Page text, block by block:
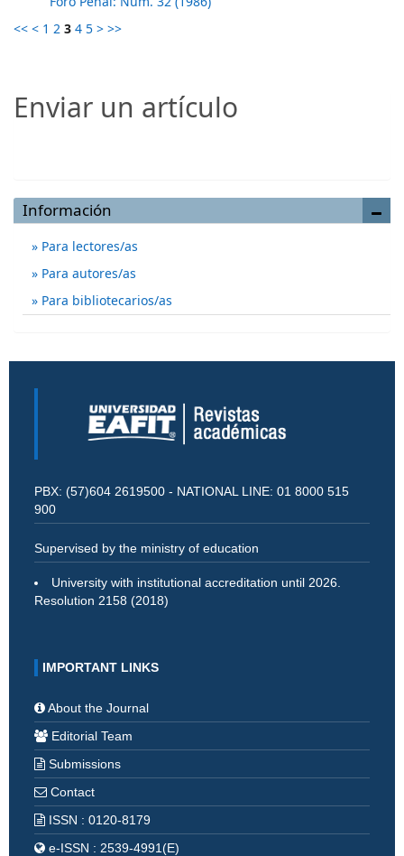
<< < 1 2 3 4 5 > >>
Enviar un artículo
Información
Para lectores/as
Para autores/as
Para bibliotecarios/as
PBX: (57)604 2619500 - NATIONAL LINE: 01 8000 515
900
Supervised by the ministry of education
University with institutional accreditation until 2026.
Resolution 2158 (2018)
IMPORTANT LINKS
About the Journal
Editorial Team
Submissions
Contact
ISSN : 0120-8179
e-ISSN : 2539-4991(E)